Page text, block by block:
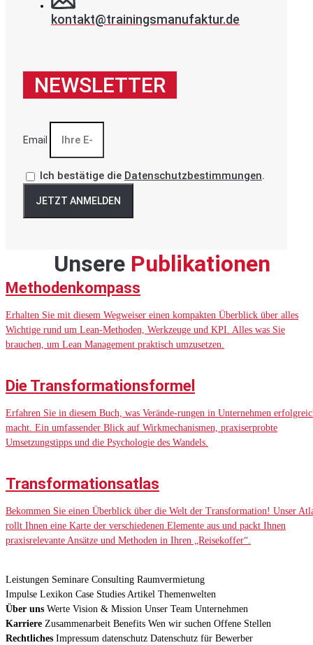
kontakt@trainingsmanufaktur.de
NEWSLETTER
Email
Ich bestätige die Datenschutzbestimmungen.
JETZT ANMELDEN
Unsere Publikationen
Methodenkompass
Erhalten Sie mit diesem Wegweiser einen kompakten Überblick über alles
Wichtige rund um Lean-Methoden, Werkzeuge und KPI. Alles was Sie
brauchen, um Lean Management praktisch umzusetzen.
Die Transformationsformel
Erfahren Sie in diesem Buch, was Verände-rungen in Unternehmen
macht. Ein umfassender Blick auf Wirkmechanismen, praxiserprobte
Umsetzungstipps und die Psychologie des Wandels.
Transformationsatlas
Bekommen Sie einen Überblick über die Welt der Transformation! Unser
rollt Ihnen eine Karte der verschiedenen Elemente aus und packt Ihnen
praxisrelevante Ansätze und Methoden in Ihren „Reisekoffer“.
Leistungen Seminare Consulting Raumvermietung
Impulse Lexikon Case Studies Artikel Themenwelten
Über uns Werte Vision & Mission Unser Team Unternehmen
Karriere Zusammenarbeit Benefits Wen wir suchen Offene Stellen
Rechtliches Impressum datenschutz Datenschutz für Bewerber